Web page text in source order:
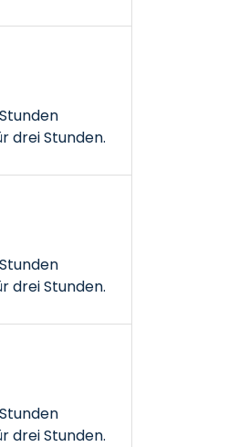
drei Stunden.
drei Stunden.
drei Stunden.